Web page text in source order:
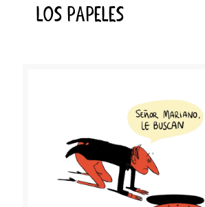
LOS PAPELES